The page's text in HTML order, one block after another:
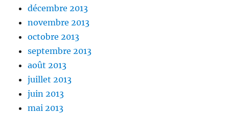
décembre 2013
novembre 2013
octobre 2013
septembre 2013
août 2013
juillet 2013
juin 2013
mai 2013